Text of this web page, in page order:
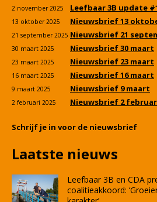
2 november 2025 Leefbaar 3B update
13 oktober 2025 Nieuwsbrief 13
21 september 2025 Nieuwsbrief 21
30 maart 2025 Nieuwsbrief 30 maart
23 maart 2025 Nieuwsbrief 23 maart
16 maart 2025 Nieuwsbrief 16 maart
9 maart 2025 Nieuwsbrief 9 maart
2 februari 2025 Nieuwsbrief 2
Schrijf je in voor de nieuwsbrief
Laatste nieuws
Leefbaar 3B en CDA
coalitieakkoord: